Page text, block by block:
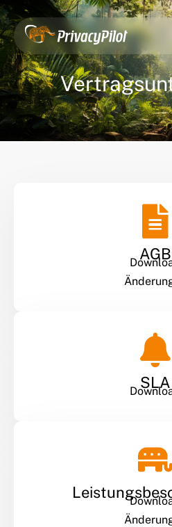
AGB
SLA